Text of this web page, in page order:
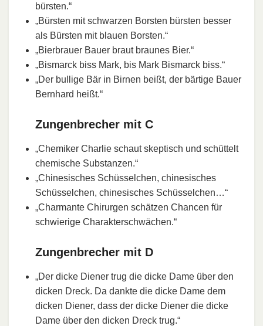
bürsten.“
„Bürsten mit schwarzen Borsten bürsten besser
als Bürsten mit blauen Borsten.“
„Bierbrauer Bauer braut braunes Bier.“
„Bismarck biss Mark, bis Mark Bismarck biss.“
„Der bullige Bär in Birnen beißt, der bärtige Bauer
Bernhard heißt.“
Zungenbrecher mit C
„Chemiker Charlie schaut skeptisch und schüttelt
chemische Substanzen.“
„Chinesisches Schüsselchen, chinesisches
Schüsselchen, chinesisches Schüsselchen…“
„Charmante Chirurgen schätzen Chancen für
schwierige Charakterschwächen.“
Zungenbrecher mit D
„Der dicke Diener trug die dicke Dame über den
dicken Dreck. Da dankte die dicke Dame dem
dicken Diener, dass der dicke Diener die dicke
Dame über den dicken Dreck trug.“